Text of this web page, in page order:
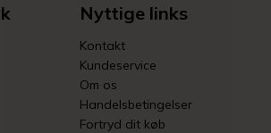
Nyttige links
Kontakt
Kundeservice
Om os
Handelsbetingelser
Fortryd dit køb